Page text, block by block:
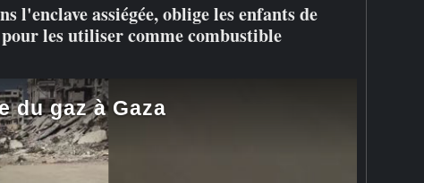
l'enclave assiégée, oblige les enfants de
les utiliser comme combustible